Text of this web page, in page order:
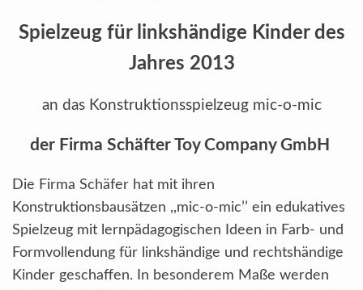
Spielzeug für linkshändige Kinder des
Jahres 2013
an das Konstruktionsspielzeug mic-o-mic
der Firma Schäfter Toy Company GmbH
Die Firma Schäfer hat mit ihren
Konstruktionsbausätzen ,,mic-o-mic’’ ein edukatives
Spielzeug mit lernpädagogischen Ideen in Farb- und
Formvollendung für linkshändige und rechtshändige
Kinder geschaffen. In besonderem Maße werden